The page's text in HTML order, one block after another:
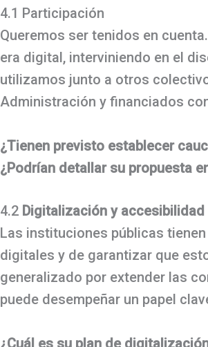
4.1 Participación
Queremos ser tenidos en
era digital, interviniendo en el
utilizamos junto a otros
Administración y financiados
¿Tienen previsto establecer
¿Podrían detallar su propuesta
4.2 Digitalización y accesibilidad
Las instituciones públicas
digitales y de garantizar que
generalizado por extender las
puede desempeñar un papel
¿Cuál es su plan de